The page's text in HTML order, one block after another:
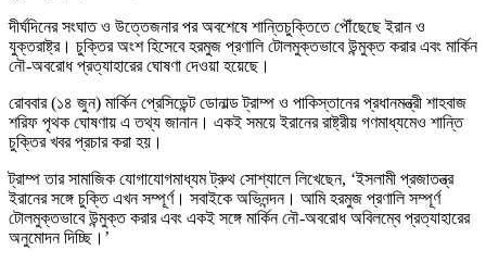
দীর্ঘদিনের সংঘাত ও উত্তেজনার পর অবশেষে শান্তিচুক্তিতে পৌঁছেছে ইরান ও
যুক্তরাষ্ট্র। চুক্তির অংশ হিসেবে হরমুজ প্রণালি টোলমুক্তভাবে উন্মুক্ত করার এবং মার্কিন
নৌ-অবরোধ প্রত্যাহারের ঘোষণা দেওয়া হয়েছে।
রোববার (১৪ জুন) মার্কিন প্রেসিডেন্ট ডোনাল্ড ট্রাম্প ও পাকিস্তানের প্রধানমন্ত্রী শাহবাজ
শরিফ পৃথক ঘোষণায় এ তথ্য জানান। একই সময়ে ইরানের রাষ্ট্রীয় গণমাধ্যমেও শান্তি
চুক্তির খবর প্রচার করা হয়।
ট্রাম্প তার সামাজিক যোগাযোগমাধ্যম ট্রুথ সোশ্যালে লিখেছেন, ‘ইসলামী প্রজাতন্ত্র
ইরানের সঙ্গে চুক্তি এখন সম্পূর্ণ। সবাইকে অভিনন্দন। আমি হরমুজ প্রণালি সম্পূর্ণ
টোলমুক্তভাবে উন্মুক্ত করার এবং একই সঙ্গে মার্কিন নৌ-অবরোধ অবিলম্বে প্রত্যাহারের
অনুমোদন দিচ্ছি।’